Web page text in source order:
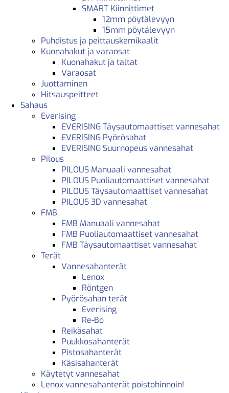
SMART Kiinnittimet
12mm pöytälevyyn
15mm pöytälevyyn
Puhdistus ja peittauskemikaalit
Kuonahakut ja varaosat
Kuonahakut ja taltat
Varaosat
Juottaminen
Hitsauspeitteet
Sahaus
Everising
EVERISING Täysautomaattiset vannesahat
EVERISING Pyörösahat
EVERISING Suurnopeus vannesahat
Pilous
PILOUS Manuaali vannesahat
PILOUS Puoliautomaattiset vannesahat
PILOUS Täysautomaattiset vannesahat
PILOUS 3D vannesahat
FMB
FMB Manuaali vannesahat
FMB Puoliautomaattiset vannesahat
FMB Täysautomaattiset vannesahat
Terät
Vannesahanterät
Lenox
Röntgen
Pyörösahan terät
Everising
Re-Bo
Reikäsahat
Puukkosahanterät
Pistosahanterät
Käsisahanterät
Käytetyt vannesahat
Lenox vannesahanterät poistohinnoin!